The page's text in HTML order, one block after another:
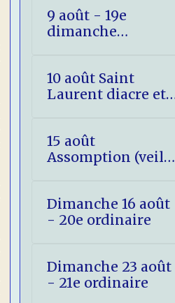
9 août - 19e
dimanche
10 août Saint
Laurent diacre et
15 août
Assomption (veille
Dimanche 16 août
- 20e ordinaire
Dimanche 23 août
- 21e ordinaire